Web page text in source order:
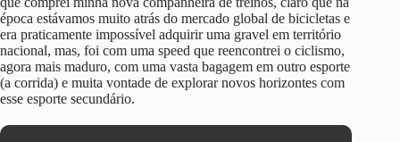
época estávamos muito atrás do mercado global de bicicletas e
era praticamente impossível adquirir uma gravel em território
nacional, mas, foi com uma speed que reencontrei o ciclismo,
agora mais maduro, com uma vasta bagagem em outro esporte
(a corrida) e muita vontade de explorar novos horizontes com
esse esporte secundário.